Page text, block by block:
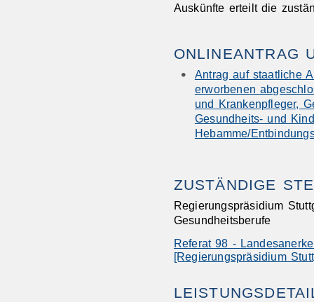
Auskünfte erteilt die
ONLINEANTRAG
Antrag auf staatliche
erworbenen
und Krankenpfleger,
Gesundheits- und
Hebamme/
ZUSTÄNDIGE
Regierungspräsidium
Gesundheitsberufe
Referat 98 -
[Regierungspräsidium